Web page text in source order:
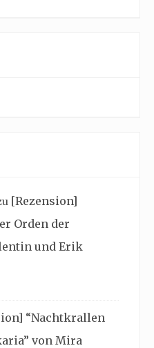
[Rezension]
Orden der
und Erik
“Nachtkrallen
von Mira